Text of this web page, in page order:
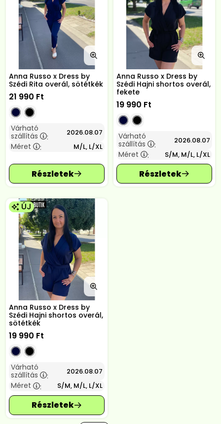
Anna Russo x Dress by
Szédi Rita overál, sötétkék
21 990 Ft
Várható
szállítás
: 2026.08.07
Méret : M/L, L/XL
Anna Russo x Dress by
Szédi Hajni shortos overál,
fekete
19 990 Ft
Várható
szállítás
: 2026.08.07
Méret : S/M, M/L, L/XL
ÚJ
Anna Russo x Dress by
Szédi Hajni shortos overál,
sötétkék
19 990 Ft
Várható
szállítás
: 2026.08.07
Méret : S/M, M/L, L/XL